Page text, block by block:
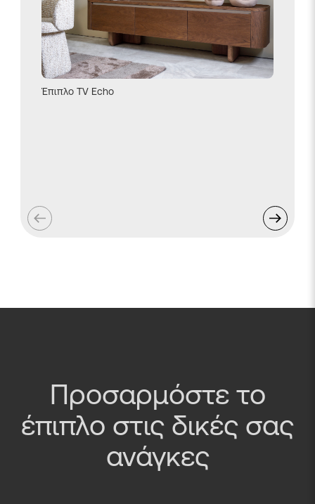
Έπιπλο TV Echo
Προσαρμόστε το
έπιπλο στις δικές σας
ανάγκες